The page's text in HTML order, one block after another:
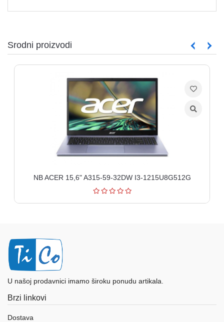
Srodni proizvodi
NB ACER 15,6" A315-59-32DW I3-1215U8G512G
U našoj prodavnici imamo široku ponudu artikala.
Brzi linkovi
Dostava